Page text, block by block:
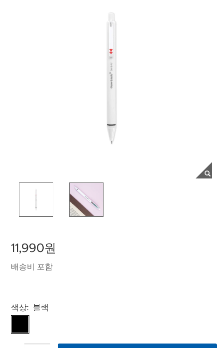
11,990원
배송비 포함
Select product
색상: 블랙